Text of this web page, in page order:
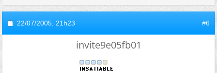
22/07/2005, 21h23 #6
invite9e05fb01